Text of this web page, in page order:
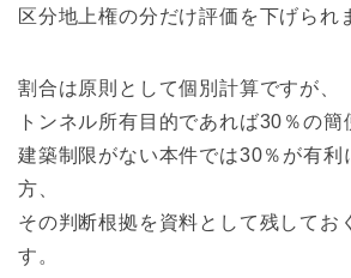
区分地上権の分だけ評価を下げられ
割合は原則として個別計算ですが、
トンネル所有目的であれば30％の簡
建築制限がない本件では30％が有利
方、
その判断根拠を資料として残してお
す。